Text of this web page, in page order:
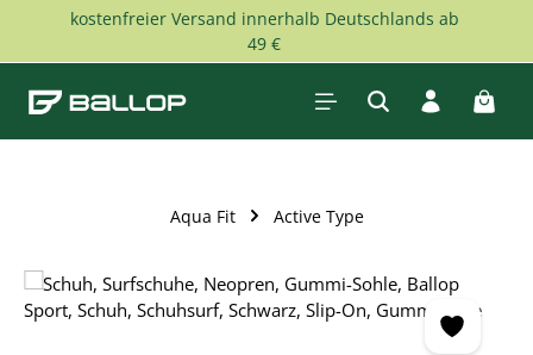
Zum Hauptinhalt springen
kostenfreier Versand innerhalb Deutschlands ab
49 €
Aqua Fit Active Type
Bildergalerie überspringen